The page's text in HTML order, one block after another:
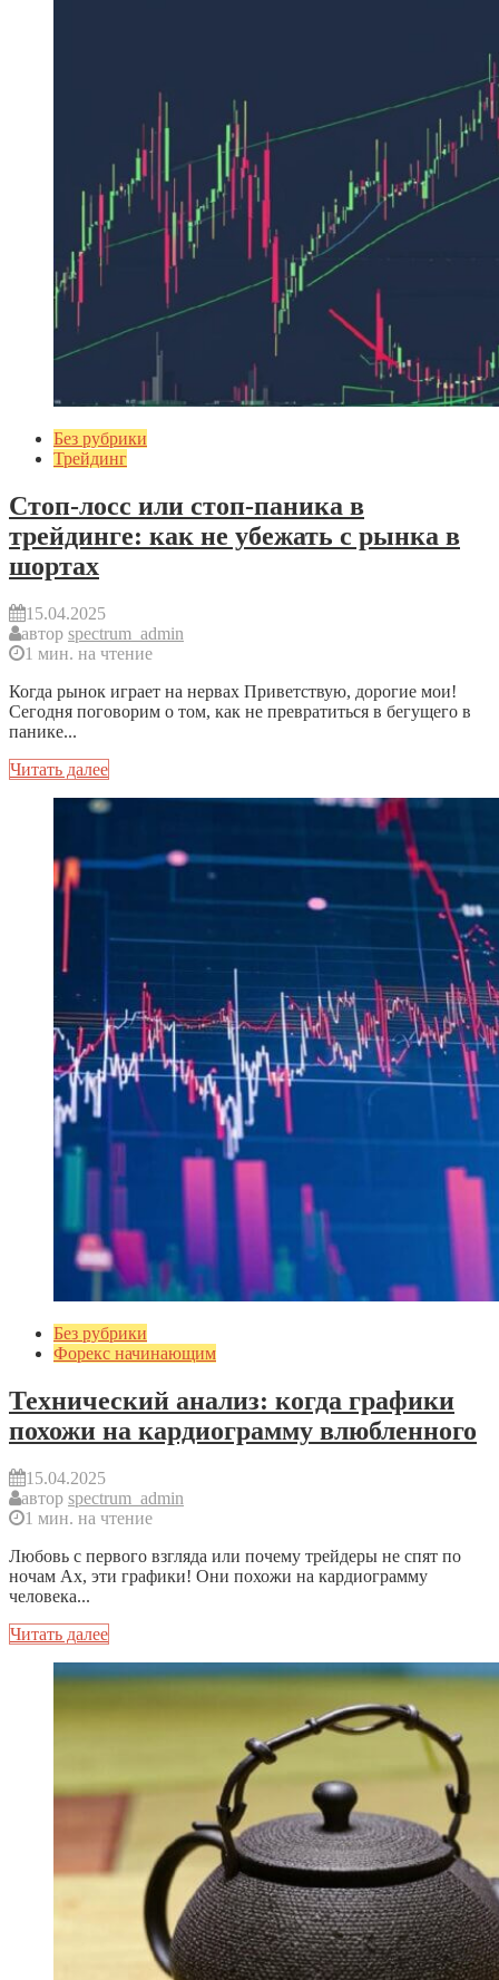
Без рубрики
Трейдинг
Стоп-лосс или стоп-паника в
трейдинге: как не убежать с рынка в
шортах
15.04.2025
автор spectrum_admin
1 мин. на чтение
Когда рынок играет на нервах Приветствую, дорогие мои!
Сегодня поговорим о том, как не превратиться в бегущего в
панике...
Читать далее
Без рубрики
Форекс начинающим
Технический анализ: когда графики
похожи на кардиограмму влюбленного
15.04.2025
автор spectrum_admin
1 мин. на чтение
Любовь с первого взгляда или почему трейдеры не спят по
ночам Ах, эти графики! Они похожи на кардиограмму
человека...
Читать далее